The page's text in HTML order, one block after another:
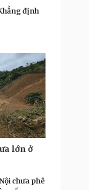
định
lớn ở
chưa phê